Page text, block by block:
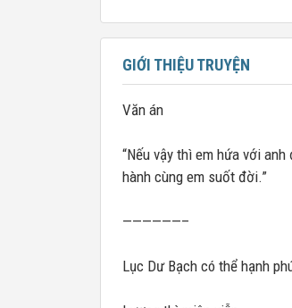
GIỚI THIỆU TRUYỆN
Văn án
“Nếu vậy thì em hứa với
hành cùng em suốt đời.”
——————–
Lục Dư Bạch có thể hạnh